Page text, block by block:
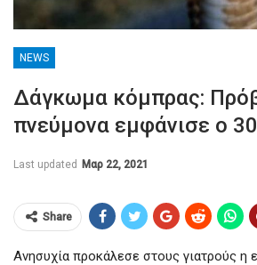
NEWS
Δάγκωμα κόμπρας:
πνεύμονα εμφάνισε ο
Last updated Μαρ 22, 2021
Share
Ανησυχία προκάλεσε στους γιατρούς η